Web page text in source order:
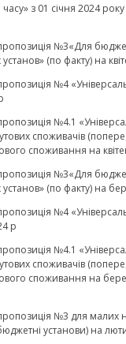
з 01 січня 2024 року
№3«Для
(по факту) на
№4
№4.1
споживачів
споживання на
№3«Для
(по факту) на
№4
р
№4.1
споживачів
споживання на
№3 для малих
установи) на